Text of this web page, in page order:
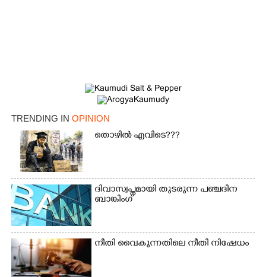
TRENDING IN OPINION
തൊഴിൽ എവിടെ???
ദിവാസ്വപ്നമായി തുടരുന്ന പഞ്ചദിന
ബാങ്കിംഗ്
നീതി വൈകുന്നതിലെ നീതി നിഷേധം